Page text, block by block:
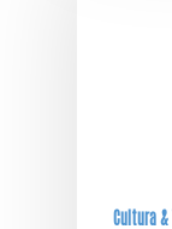
Cultura &